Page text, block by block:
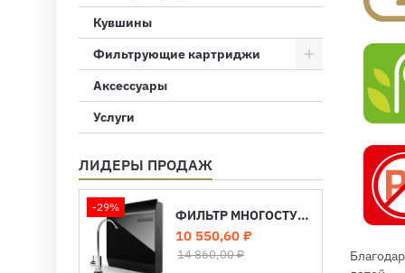
Кувшины
Фильтрующие картриджи
Аксессуары
Услуги
ЛИДЕРЫ ПРОДАЖ
-29%
ФИЛЬТР МНОГОСТУПЕНЧАТЫЙ «ПОД МОЙКУ» EXPERT M420
Цена
10 550,60 ₽Базовая
14 860,00 ₽